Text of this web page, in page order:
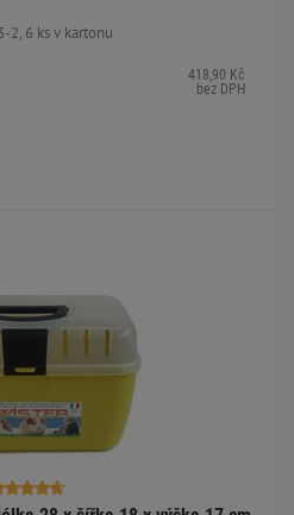
2, 6 ks v kartonu
418,90 Kč
bez DPH